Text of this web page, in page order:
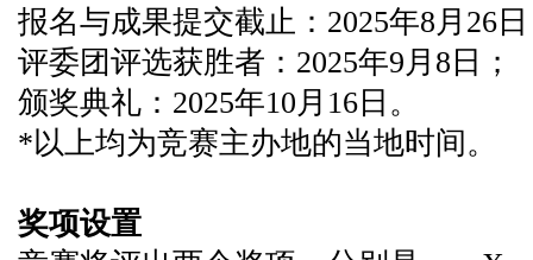
报名与成果提交截止：2025年8月26
评委团评选获胜者：2025年9月8日；
颁奖典礼：2025年10月16日。
*以上均为竞赛主办地的当地时间。
奖项设置